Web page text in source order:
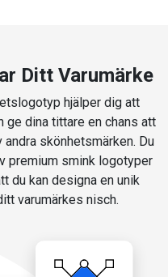
Ditt Varumärke
hjälper dig att
ge dina tittare en chans att
skönhetsmärken. Du
premium smink logotyper
du kan designa en unik
varumärkes nisch.